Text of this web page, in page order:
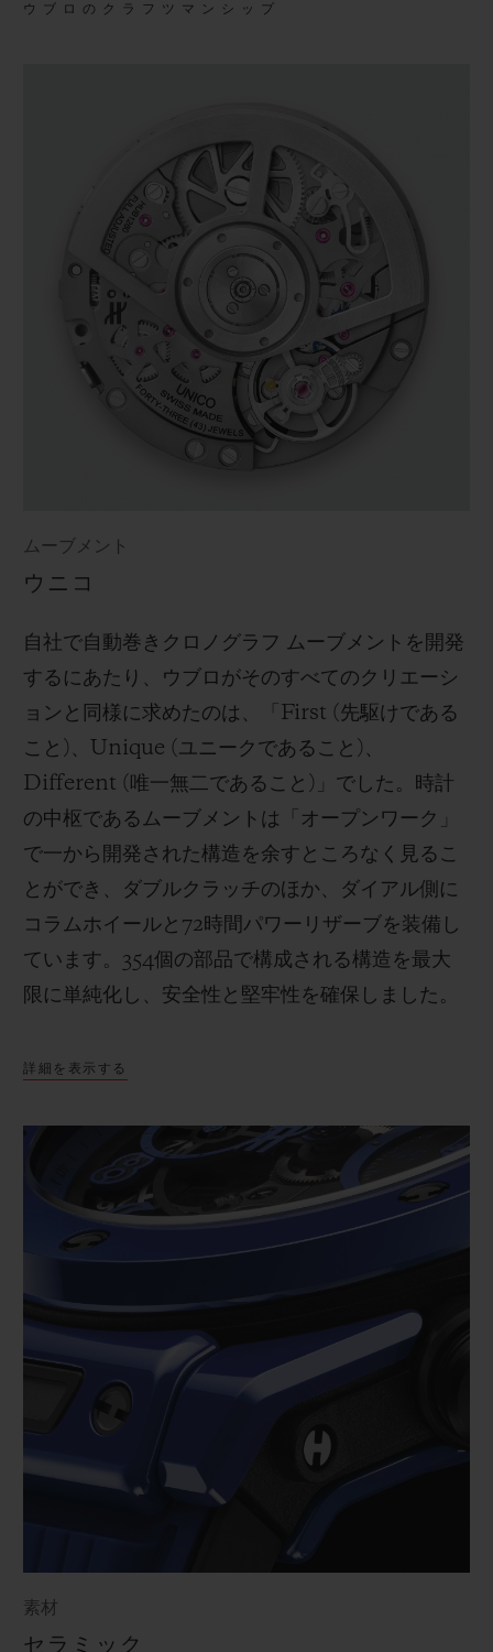
ウブロのクラフツマンシップ
ムーブメント
ウニコ
自社で自動巻きクロノグラフ ムーブメントを開発
するにあたり、ウブロがそのすべてのクリエーシ
ョンと同様に求めたのは、「First (先駆けである
こと)、Unique (ユニークであること)、
Different (唯一無二であること)」でした。時計
の中枢であるムーブメントは「オープンワーク」
で一から開発された構造を余すところなく見るこ
とができ、ダブルクラッチのほか、ダイアル側に
コラムホイールと72時間パワーリザーブを装備し
ています。354個の部品で構成される構造を最大
限に単純化し、安全性と堅牢性を確保しました。
詳細を表示する
素材
セラミック